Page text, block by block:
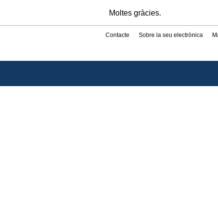
Moltes gràcies.
Contacte Sobre la seu electrònica